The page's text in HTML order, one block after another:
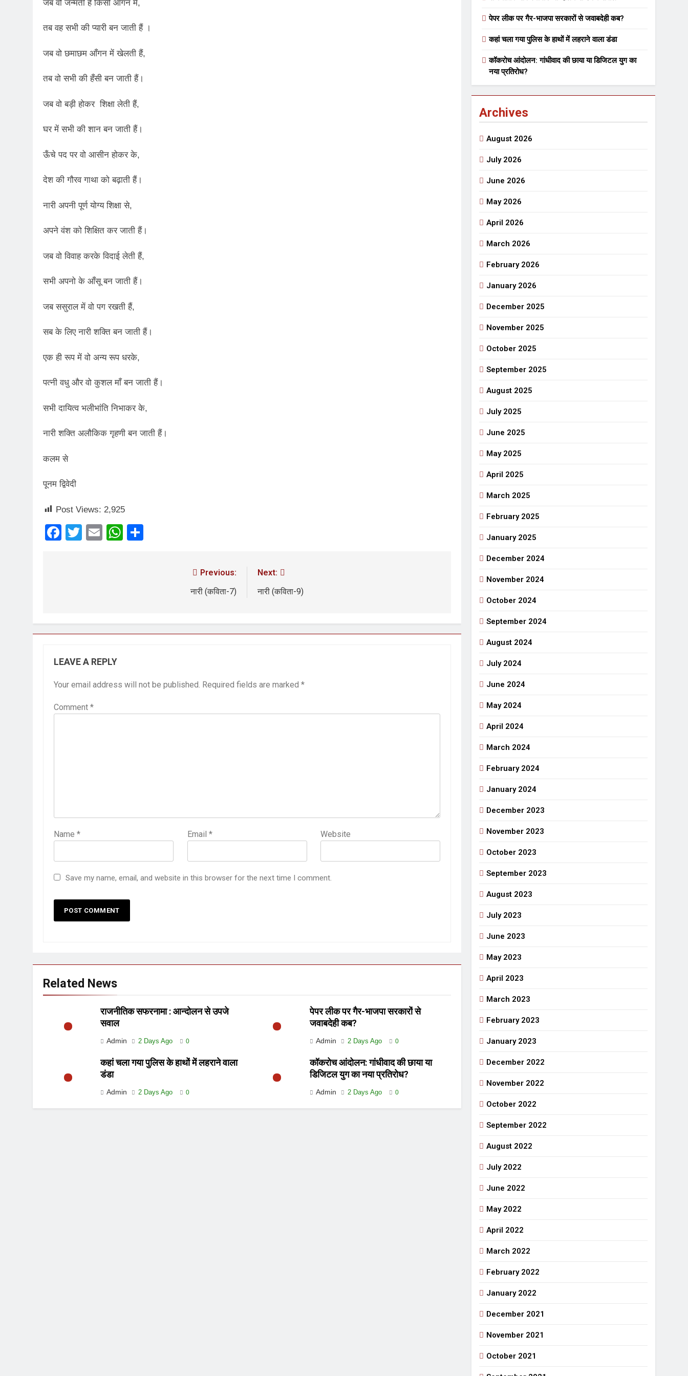
समाज सेवा मे तत्पर दानवीर परिवार
विश्व पुस्तक मेले (10-18 फरवरी) में अनुराधा प्रकाशन के स्टाल पर अपनी पुस्तक को प्रदर्शित/विमोचन हेतु संपर्क करें
3 Years Ago
श्री हनुमानजी का जन्म महोत्सव का भव्य आयोजन
राजनीतिक सफरनामा : आन्दोलन से उपजे सवाल
कहां चला गया पुलिस के हाथों में लहराने वाला डंडा
जब वो जन्मती हैं किसी आँगन में,
तब वह सभी की प्यारी बन जाती हैं ।
जब वो छमाछम आँगन में खेलती हैं,
तब वो सभी की हँसी बन जाती हैं।
जब वो बड़ी होकर शिक्षा लेती हैं,
घर में सभी की शान बन जाती हैं।
ऊँचे पद पर वो आसीन होकर के,
देश की गौरव गाथा को बढ़ाती हैं।
नारी अपनी पूर्ण योग्य शिक्षा से,
अपने वंश को शिक्षित कर जाती हैं।
जब वो विवाह करके विदाई लेती हैं,
सभी अपनो के आँसू बन जाती हैं।
जब ससुराल में वो पग रखती हैं,
सब के लिए नारी शक्ति बन जाती हैं।
एक ही रूप में वो अन्य रूप धरके,
पत्नी वधु और वो कुशल माँ बन जाती हैं।
सभी दायित्व भलीभांति निभाकर के,
नारी शक्ति अलौकिक गृहणी बन जाती हैं।
कलम से
पूनम द्विवेदी
Post Views: 2,925
Facebook
Twitter
EmailWhatsApp
Previous:
नारी (कविता-7)
Next:
नारी (कविता-9)
LEAVE A REPLY
Your email address will not be published. Required fields are marked *
Comment *
Name * Email * Website
Save my name, email, and website in this browser for the next time I comment.
Related News
राजनीतिक सफरनामा : आन्दोलन से उपजे
सवाल
Admin 2 Days Ago 0
पेपर लीक पर गैर-भाजपा सरकारों से
जवाबदेही कब?
Admin 2 Days Ago 0
कहां चला गया पुलिस के हाथों में लहराने वाला
डंडा
Admin 2 Days Ago 0
कॉकरोच आंदोलन: गांधीवाद की छाया या
डिजिटल युग का नया प्रतिरोध?
Admin 2 Days Ago 0
पेपर लीक पर गैर-भाजपा सरकारों से जवाबदेही कब?
कहां चला गया पुलिस के हाथों में लहराने वाला डंडा
कॉकरोच आंदोलन: गांधीवाद की छाया या डिजिटल युग का
नया प्रतिरोध?
Archives
August 2026
July 2026
June 2026
May 2026
April 2026
March 2026
February 2026
January 2026
December 2025
November 2025
October 2025
September 2025
August 2025
July 2025
June 2025
May 2025
April 2025
March 2025
February 2025
January 2025
December 2024
November 2024
October 2024
September 2024
August 2024
July 2024
June 2024
May 2024
April 2024
March 2024
February 2024
January 2024
December 2023
November 2023
October 2023
September 2023
August 2023
July 2023
June 2023
May 2023
April 2023
March 2023
February 2023
January 2023
December 2022
November 2022
October 2022
September 2022
August 2022
July 2022
June 2022
May 2022
April 2022
March 2022
February 2022
January 2022
December 2021
November 2021
October 2021